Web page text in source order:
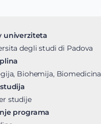
univerziteta
degli studi di Padova
Biohemija, Biomedicina
studije
programa